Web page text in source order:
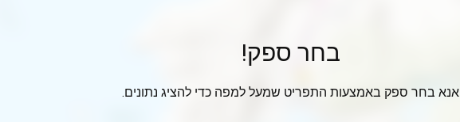
בחר ספק!
אנא בחר ספק באמצעות התפריט שמעל למפה כדי להציג נתונים.